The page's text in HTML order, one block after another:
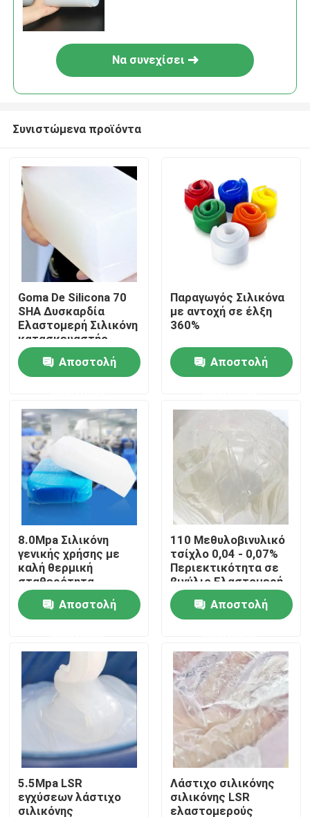
Σπίτι
ΠΡΟΪΟΝΤΑ
ΠΕΡΙΠΟΥ ΗΠΑ
Γύρος εργοστασίων
Ποιοτικός έλεγχος
Ειδήσεις
Ζητήστε ένα απόσπασμα
Σιλικόνη ελαστομερούς
Σιλικόνη MVQ
Να συνεχίσει
Συνιστώμενα προϊόντα
Goma De Silicona 70
SHA Δυσκαρδία
Ελαστομερή Σιλικόνη
κατασκευαστής
Αποστολή
Παραγωγός Σιλικόνα
με αντοχή σε έλξη
360%
Αποστολή
8.0Mpa Σιλικόνη
γενικής χρήσης με
καλή θερμική
σταθερότητα
Αποστολή
110 Μεθυλοβινυλικό
τσίχλο 0,04 - 0,07%
Περιεκτικότητα σε
βινύλιο Ελαστομερή
σιλικόνη
Αποστολή
5.5Mpa LSR
εγχύσεων λάστιχο
σιλικόνης
Λάστιχο σιλικόνης
σιλικόνης LSR
ελαστομερούς